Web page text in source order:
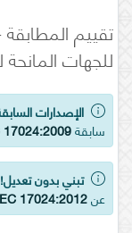
تقييم
للجهات المانحة
الإصدارات
سابقة
تبني بدون تعديل!
عن17024:2012